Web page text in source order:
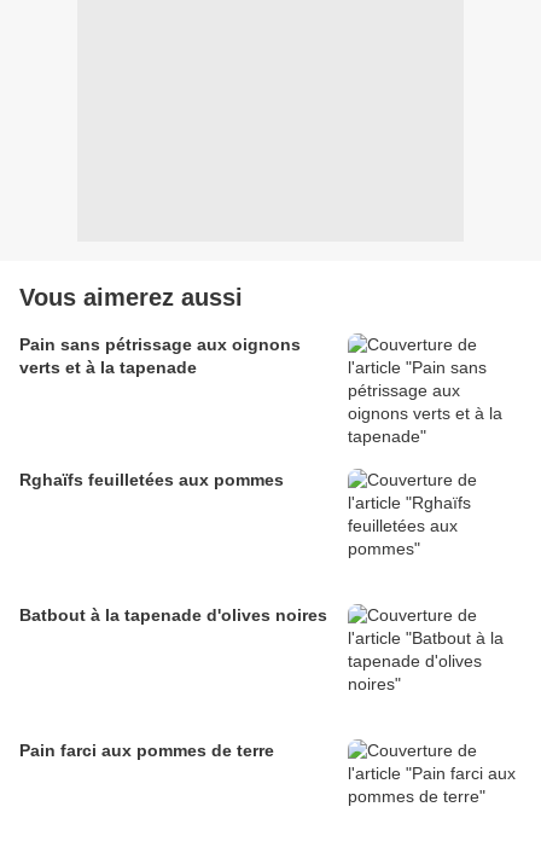
Vous aimerez aussi
Pain sans pétrissage aux oignons
verts et à la tapenade
Rghaïfs feuilletées aux pommes
Batbout à la tapenade d'olives noires
Pain farci aux pommes de terre